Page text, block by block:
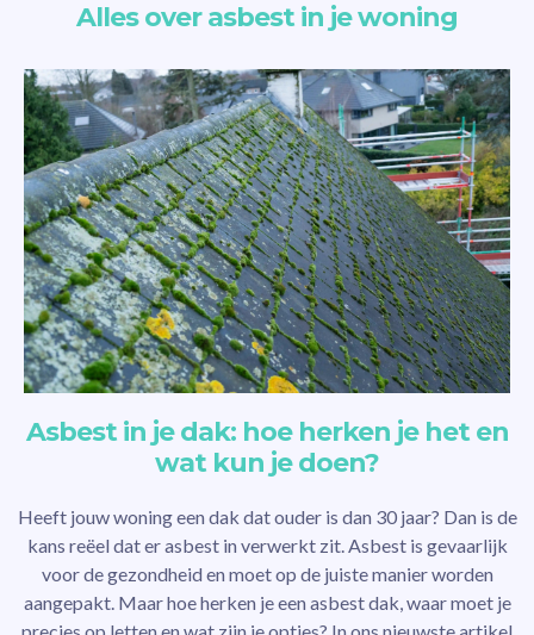
Alles over asbest in je woning
Asbest in je dak: hoe herken je het en
wat kun je doen?
Heeft jouw woning een dak dat ouder is dan 30 jaar? Dan is de
kans reëel dat er asbest in verwerkt zit. Asbest is gevaarlijk
voor de gezondheid en moet op de juiste manier worden
aangepakt. Maar hoe herken je een asbest dak, waar moet je